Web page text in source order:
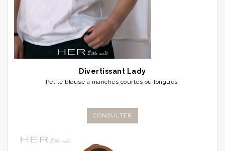
Divertissant Lady
Petite blouse à manches courtes ou longues
CONSULTER